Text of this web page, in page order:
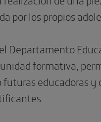
por los propios
Departamento
formativa,
educadoras y